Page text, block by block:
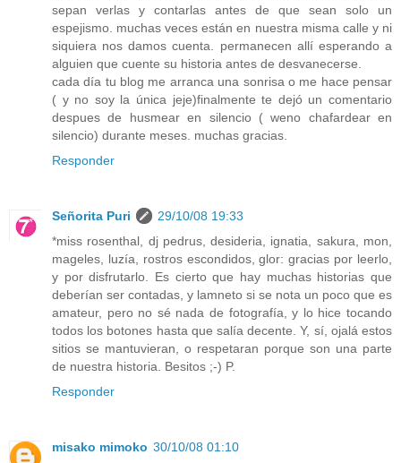
sepan verlas y contarlas antes de que sean solo un
espejismo. muchas veces están en nuestra misma calle y ni
siquiera nos damos cuenta. permanecen allí esperando a
alguien que cuente su historia antes de desvanecerse.
cada día tu blog me arranca una sonrisa o me hace pensar
( y no soy la única jeje)finalmente te dejó un comentario
despues de husmear en silencio ( weno chafardear en
silencio) durante meses. muchas gracias.
Responder
Señorita Puri
29/10/08 19:33
*miss rosenthal, dj pedrus, desideria, ignatia, sakura, mon,
mageles, luzía, rostros escondidos, glor: gracias por leerlo,
y por disfrutarlo. Es cierto que hay muchas historias que
deberían ser contadas, y lamneto si se nota un poco que es
amateur, pero no sé nada de fotografía, y lo hice tocando
todos los botones hasta que salía decente. Y, sí, ojalá estos
sitios se mantuvieran, o respetaran porque son una parte
de nuestra historia. Besitos ;-) P.
Responder
misako mimoko 30/10/08 01:10